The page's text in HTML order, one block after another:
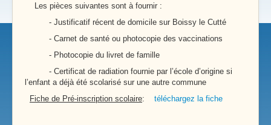
Les pièces suivantes sont à fournir :
- Justificatif récent de domicile sur Boissy le Cutté
- Carnet de santé ou photocopie des vaccinations
- Photocopie du livret de famille
- Certificat de radiation fournie par l’école d’origine si
l’enfant a déjà été scolarisé sur une autre commune
Fiche de Pré-inscription scolaire: téléchargez la fiche